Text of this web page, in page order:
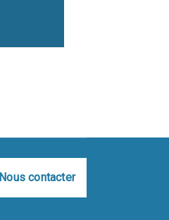
Nous contacter